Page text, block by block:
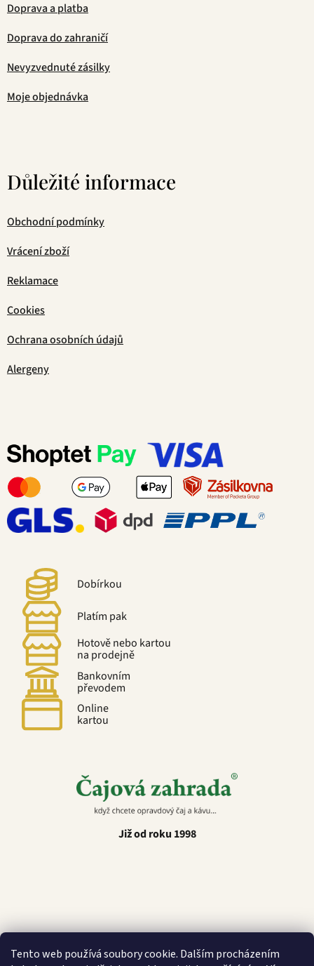
Tento web používá soubory cookie. Dalším procházením
Doprava a platba
Doprava do zahraničí
Nevyzvednuté zásilky
Moje objednávka
Důležité informace
Obchodní podmínky
Vrácení zboží
Reklamace
Cookies
Ochrana osobních údajů
Alergeny
Dobírkou
Platím pak
Hotově nebo kartou
na prodejně
Bankovním
převodem
Online
kartou
Již od roku 1998
Latino Café